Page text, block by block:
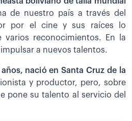
de nuestro país a través del
por el cine y sus raíces lo
varios reconocimientos. En la
a nuevos talentos.
nació en Santa Cruz de la
y productor, pero, sobre
pone su talento al servicio del